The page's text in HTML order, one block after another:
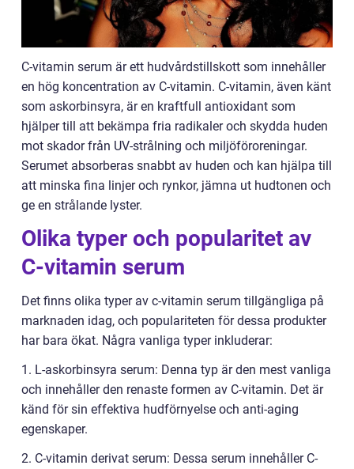
C-vitamin serum är ett hudvårdstillskott som innehåller
en hög koncentration av C-vitamin. C-vitamin, även känt
som askorbinsyra, är en kraftfull antioxidant som
hjälper till att bekämpa fria radikaler och skydda huden
mot skador från UV-strålning och miljöföroreningar.
Serumet absorberas snabbt av huden och kan hjälpa till
att minska fina linjer och rynkor, jämna ut hudtonen och
ge en strålande lyster.
Olika typer och popularitet av
C-vitamin serum
Det finns olika typer av c-vitamin serum tillgängliga på
marknaden idag, och populariteten för dessa produkter
har bara ökat. Några vanliga typer inkluderar:
1. L-askorbinsyra serum: Denna typ är den mest vanliga
och innehåller den renaste formen av C-vitamin. Det är
känd för sin effektiva hudförnyelse och anti-aging
egenskaper.
2. C-vitamin derivat serum: Dessa serum innehåller C-